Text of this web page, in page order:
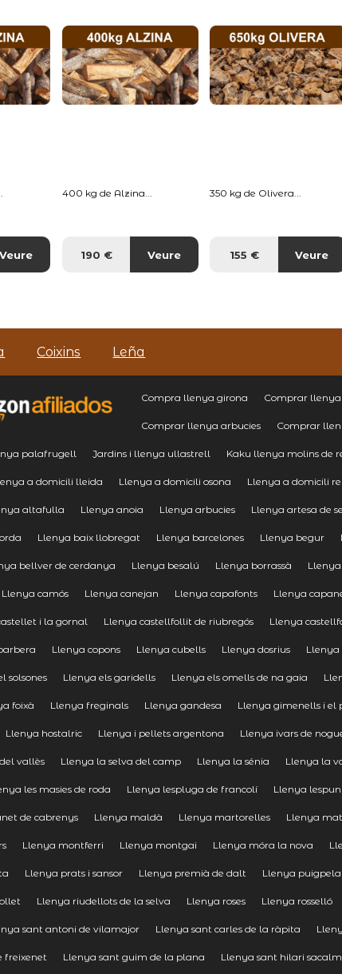
Veure
400 kg de Alzina...
190 € Veure
350 kg de Olivera...
155 € Veure
Coixins Leña
Compra llenya girona Comprar llenya
Comprar llenya arbucies Comprar
palafrugell Jardins i llenya ullastrell Kaku llenya molins de
a domicili lleida Llenya a domicili osona Llenya a domicili
altafulla Llenya anoia Llenya arbucies Llenya artesa de
Llenya baix llobregat Llenya barcelones Llenya begur
bellver de cerdanya Llenya besalú Llenya borrassà
Llenya camós Llenya canejan Llenya capafonts Llenya
i la gornal Llenya castellfollit de riubregós Llenya
Llenya copons Llenya cubells Llenya dosrius Llenya
solsones Llenya els garidells Llenya els omells de na gaia
foixà Llenya freginals Llenya gandesa Llenya gimenells i el
Llenya hostalric Llenya i pellets argentona Llenya ivars de
vallès Llenya la selva del camp Llenya la sénia Llenya la
les masies de roda Llenya lespluga de francolí Llenya
de cabrenys Llenya maldà Llenya martorelles Llenya
Llenya montferri Llenya montgai Llenya móra la nova
Llenya prats i sansor Llenya premià de dalt Llenya
Llenya riudellots de la selva Llenya roses Llenya rosselló
sant antoni de vilamajor Llenya sant carles de la ràpita
freixenet Llenya sant guim de la plana Llenya sant hilari sacalm